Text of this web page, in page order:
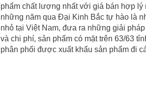
phẩm chất lượng nhất với giá bán hợp
những năm qua Đại Kinh Bắc tự hào là
nhỏ tại Việt Nam, đưa ra những giải
và chi phí, sản phẩm có mặt trên 63/63
phân phối được xuất khẩu sản phẩm đi